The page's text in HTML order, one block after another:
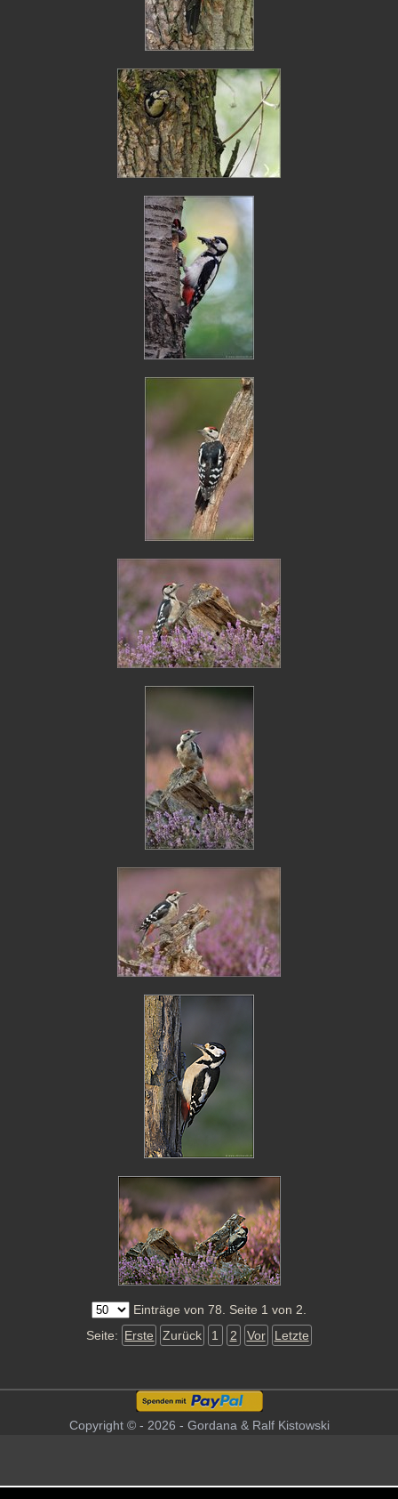
Einträge von 78. Seite 1 von 2.
Seite: Erste Zurück 1 2 Vor Letzte
Copyright © - 2026 - Gordana & Ralf Kistowski